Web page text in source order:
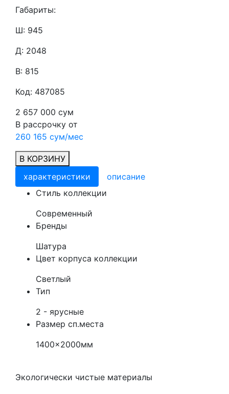
Габариты:
Ш: 945
Д: 2048
В: 815
Код: 487085
2 657 000 сум
В рассрочку от
260 165 сум/мес
В КОРЗИНУ
характеристики
описание
Cтиль коллекции
Современный
Бренды
Шатура
Цвет корпуса коллекции
Светлый
Тип
2 - ярусные
Размер сп.места
1400x2000мм
Экологически чистые материалы